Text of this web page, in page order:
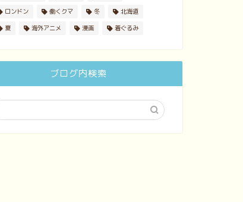
ロンドン
働くクマ 冬
北海道
夏
海外アニメ 漫画 着ぐるみ
ブログ内検索